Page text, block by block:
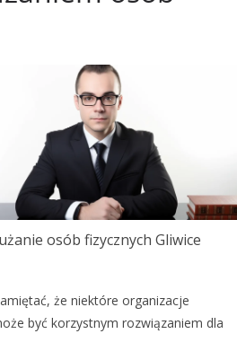
osób fizycznych Gliwice
że niektóre organizacje
być korzystnym rozwiązaniem dla